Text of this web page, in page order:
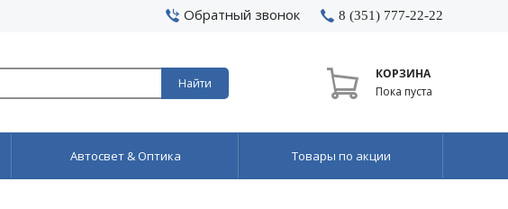
Обратный звонок 8 (351) 777-22-22
Найти
КОРЗИНА
Пока пуста
Автосвет & Оптика Товары по акции